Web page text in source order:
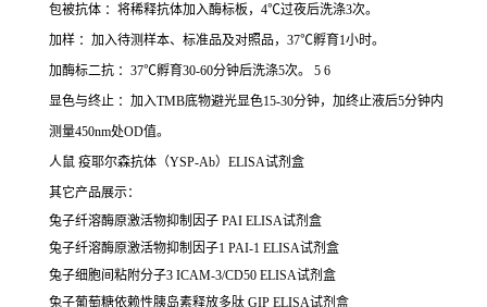
包被抗体 ：将稀释抗体加入酶标板，4℃过夜后洗涤3次。
加样 ：加入待测样本、标准品及对照品，37℃孵育1小时。
加酶标二抗 ：37℃孵育30-60分钟后洗涤5次。 5 6
显色与终止 ：加入TMB底物避光显色15-30分钟，加终止液后5分钟内
测量450nm处OD值。
人鼠 疫耶尔森抗体（YSP-Ab）ELISA试剂盒
其它产品展示：
兔子纤溶酶原激活物抑制因子 PAI ELISA试剂盒
兔子纤溶酶原激活物抑制因子1 PAI-1 ELISA试剂盒
兔子细胞间粘附分子3 ICAM-3/CD50 ELISA试剂盒
兔子葡萄糖依赖性胰岛素释放多肽 GIP ELISA试剂盒